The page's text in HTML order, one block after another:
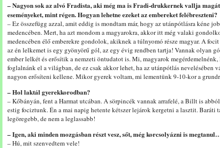
– Nagyon sok az alvó Fradista, aki még ma is Fradi-drukkernek vallja
eseményeket, mint régen. Hogyan lehetne ezeket az embereket felébreszteni?
– Ez összefügg azzal, amit eddig is mondtam már, hogy az utánpótlásra kéne
medencében. Mert, ha azt mondom a magyarokra, akkor itt még valaki
medencében élő emberekre gondolok, akiknek a túlnyomó része magyar. A
az én lelkemet is egy gyönyörű gól, az egy évig rendben tartja! Vannak olyan
ember lelkét és erősítik a nemzeti öntudatot is. Mi, magyarok
foglalnánk el a világban, de ez csak akkor lehet, ha az utánpótlás nevelésében
nagyon erősíteni kellene. Mikor gyerek voltam, mi lementünk 9-10-kor a
– Hol laktál gyerekkorodban?
– Kőbányán, fent a Harmat utcában. A sörpincék vannak arrafelé, a Billt is
estig fociztunk. Én a mai napig hetente kétszer lejárok kergetni a lasztit. Baráti
legöregebb, de nem a leglassabb!
– Igen, aki minden mozgásban részt vesz, sőt, még korcsolyázni is
– Hú, mit szenvedtem vele!